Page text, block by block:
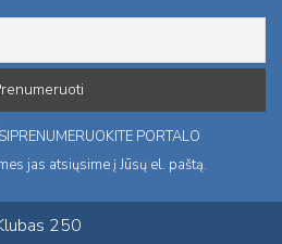
PORTALO
jas atsiųsime į Jūsų el. paštą.
250